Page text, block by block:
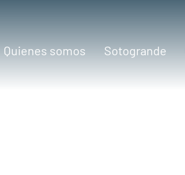
Quienes somos Sotogrande